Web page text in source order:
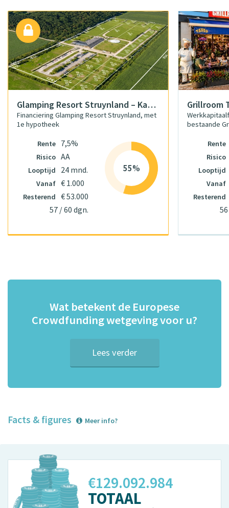
Glamping Resort Struynland – Kavel 5.1
Financiering Glamping Resort Struynland, met
1e hypotheek
Rente 7,5%
Risico AA
Looptijd 24 mnd.
Vanaf € 1.000
Resterend
€ 53.000
57 / 60 dgn.
55%
Grillroom
bestaande
Rente
Risico
Looptijd
Vanaf
Resterend
Wat betekent de Europese
Crowdfunding wetgeving voor u?
Lees verder
Facts & figures Meer info?
€129.095.850
TOTAAL